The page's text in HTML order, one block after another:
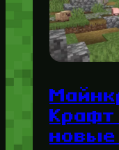
Крафт